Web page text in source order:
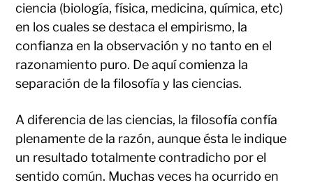
ciencia (biología, física, medicina, química, etc)
en los cuales se destaca el empirismo, la
confianza en la observación y no tanto en el
razonamiento puro. De aquí comienza la
separación de la filosofía y las ciencias.
A diferencia de las ciencias, la filosofía confía
plenamente de la razón, aunque ésta le indique
un resultado totalmente contradicho por el
sentido común. Muchas veces ha ocurrido en